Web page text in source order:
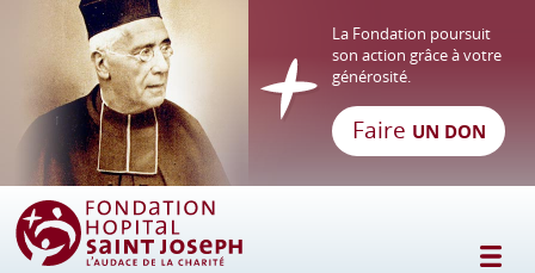
Fondation Hôpital Saint Joseph
La Fondation poursuit
son action grâce à votre
générosité.
Faire UN DON